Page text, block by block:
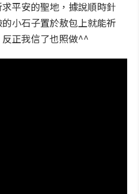
平安的聖地，據說順時針
小石子置於敖包上就能祈
正我信了也照做^^